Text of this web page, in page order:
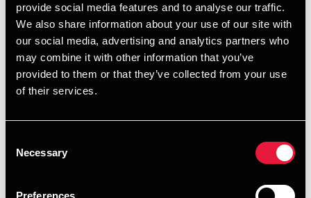
provide social media features and to analyse our traffic.
We also share information about your use of our site with
our social media, advertising and analytics partners who
may combine it with other information that you’ve
provided to them or that they’ve collected from your use
of their services.
Selection
Necessary
Preferences
Fuldstændighed – uden
unødigt ressourceforbrug
Mange kommuner oplever, at arbejdet med fuldstændighed
på det mellemkommunale område er meget
Mellemkommunale Assistent gør det muligt at arbejde
Erfaringen viser, at investeringen i løsningen ofte tjener sig
øget fuldstændighed